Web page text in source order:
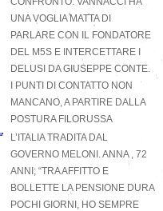
UNA VOGLIA MATTA DI
PARLARE CON IL FONDATORE
DEL M5S E INTERCETTARE I
DELUSI DA GIUSEPPE CONTE.
I PUNTI DI CONTATTO NON
MANCANO, A PARTIRE DALLA
POSTURA FILORUSSA
L’ITALIA TRADITA DAL
GOVERNO MELONI. ANNA , 72
ANNI; “TRA AFFITTO E
BOLLETTE LA PENSIONE DURA
POCHI GIORNI, HO SEMPRE